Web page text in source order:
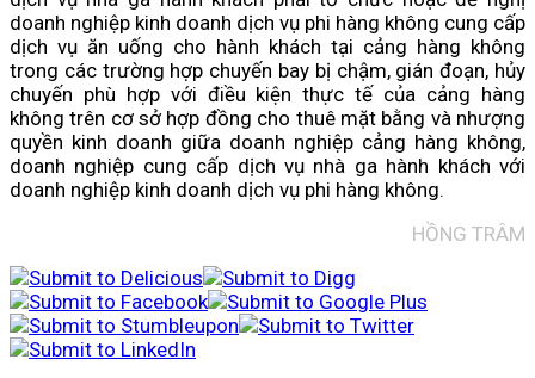
doanh nghiệp kinh doanh dịch vụ phi hàng không cung cấp
dịch vụ ăn uống cho hành khách tại cảng hàng không
trong các trường hợp chuyến bay bị chậm, gián đoạn, hủy
chuyến phù hợp với điều kiện thực tế của cảng hàng
không trên cơ sở hợp đồng cho thuê mặt bằng và nhượng
quyền kinh doanh giữa doanh nghiệp cảng hàng không,
doanh nghiệp cung cấp dịch vụ nhà ga hành khách với
doanh nghiệp kinh doanh dịch vụ phi hàng không.
HỒNG TRÂM